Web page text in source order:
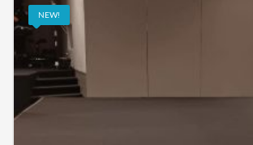
NEW!